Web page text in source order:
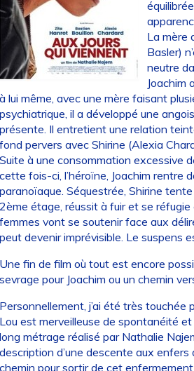
La mère
Basler)
neutre
Joachim
lui même, avec une mère faisant
il a développé une
Il entretient une relation
pervers avec Shirine (Alexia
à une consommation excessive
fois-ci, l’héroïne, Joachim rentre
Séquestrée, Shirine tente
étage, réussit à fuir et se réfugie
vont se soutenir face aux
devenir imprévisible. Le suspens
fin de film où tout est encore
pour Joachim ou un chemin
j’ai été très touchée
est merveilleuse de spontanéité
métrage réalisé par Nathalie
d’une descente aux enfers
pour sortir de cet enfermement